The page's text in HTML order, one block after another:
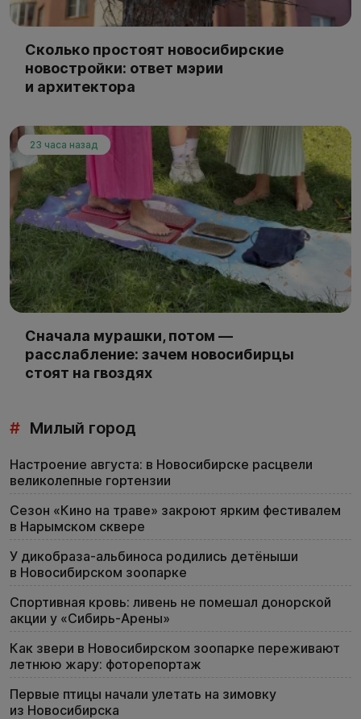
Сколько простоят новосибирские
новостройки: ответ мэрии
и архитектора
23 часа назад
Сначала мурашки, потом —
расслабление: зачем новосибирцы
стоят на гвоздях
# Милый город
Настроение августа: в Новосибирске расцвели
великолепные гортензии
Сезон «Кино на траве» закроют ярким фестивалем
в Нарымском сквере
У дикобраза-альбиноса родились детёныши
в Новосибирском зоопарке
Спортивная кровь: ливень не помешал донорской
акции у «Сибирь-Арены»
Как звери в Новосибирском зоопарке переживают
летнюю жару: фоторепортаж
Первые птицы начали улетать на зимовку
из Новосибирска